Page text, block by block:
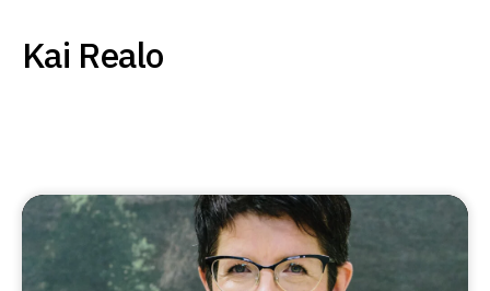
Kai Realo